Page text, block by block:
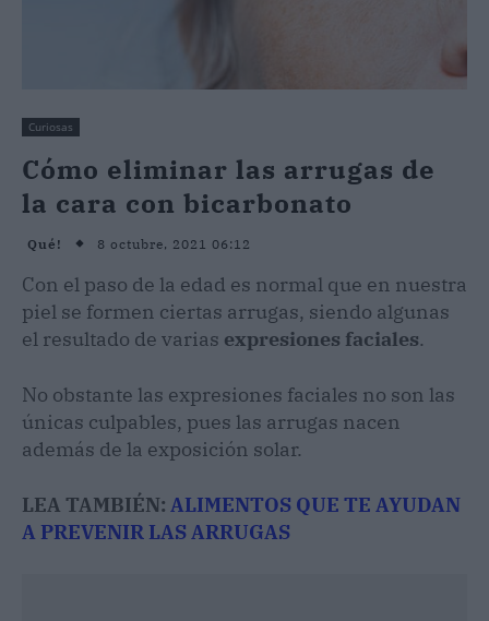
Curiosas
Cómo eliminar las arrugas de
la cara con bicarbonato
Qué! 8 octubre, 2021 06:12
Con el paso de la edad es normal que en nuestra
piel se formen ciertas arrugas, siendo algunas
el resultado de varias expresiones faciales.
No obstante las expresiones faciales no son las
únicas culpables, pues las arrugas nacen
además de la exposición solar.
LEA TAMBIÉN: ALIMENTOS QUE TE AYUDAN
A PREVENIR LAS ARRUGAS